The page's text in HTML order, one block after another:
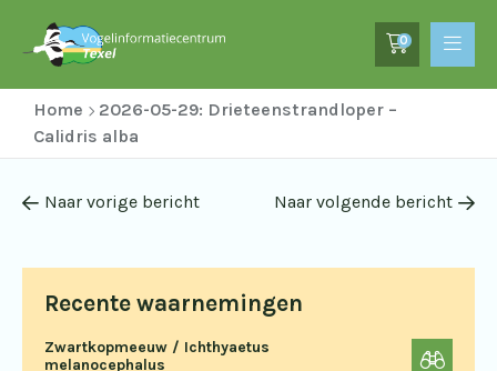
0
Home
2026-05-29: Drieteenstrandloper –
Calidris alba
Recente waarnemingen
Zwartkopmeeuw / Ichthyaetus
melanocephalus
Naar vorige bericht Naar volgende bericht